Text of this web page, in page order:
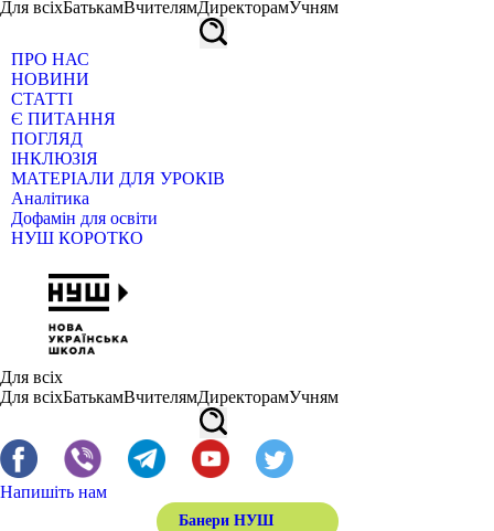
Для всіхБатькамВчителямДиректорамУчням
ПРО НАС
НОВИНИ
СТАТТІ
Є ПИТАННЯ
ПОГЛЯД
ІНКЛЮЗІЯ
МАТЕРІАЛИ ДЛЯ УРОКІВ
Аналітика
Дофамін для освіти
НУШ КОРОТКО
Для всіх
Для всіхБатькамВчителямДиректорамУчням
Напишіть нам
Банери НУШ